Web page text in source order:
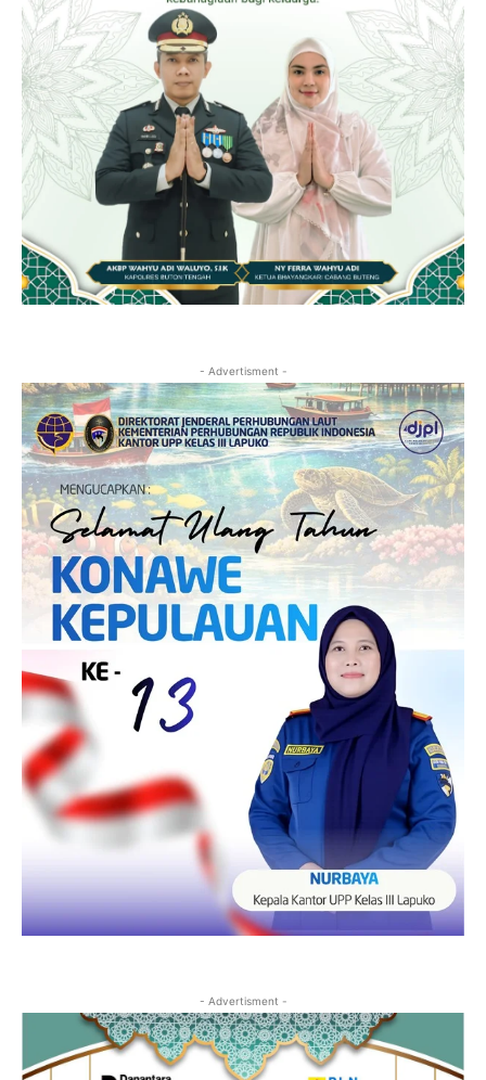
- Advertisment -
- Advertisment -